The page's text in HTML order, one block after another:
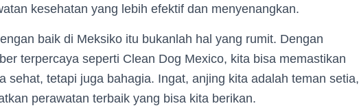
kesehatan yang lebih efektif dan menyenangkan.
baik di Meksiko itu bukanlah hal yang rumit. Dengan
terpercaya seperti Clean Dog Mexico, kita bisa memastikan
sehat, tetapi juga bahagia. Ingat, anjing kita adalah teman setia,
perawatan terbaik yang bisa kita berikan.